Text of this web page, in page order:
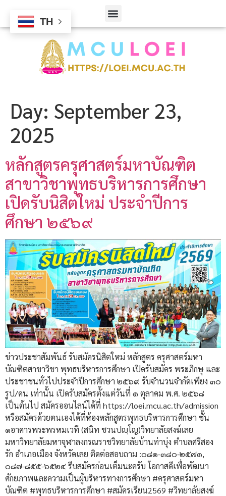
Day: September 23,
2025
หลักสูตรครุศาสตร์มหาบัณฑิต
สาขาวิชาพุทธบริหารการศึกษา
เปิดรับนิสิตใหม่ ประจำปีการ
ศึกษา ๒๕๖๙
ข่าวประชาสัมพันธ์ รับสมัครนิสิตใหม่ หลักสูตร ครุศาสตร์มหา
บัณฑิตสาขาวิชา พุทธบริหารการศึกษา เปิดรับสมัคร พระภิกษุ และ
ประชาชนทั่วไปประจำปีการศึกษา ๒๕๖๙ รับจำนวนจำกัดเพียง ๓๐
รูป/คน เท่านั้น เปิดรับสมัครตั้งแต่วันที่ ๑ ตุลาคม พ.ศ. ๒๕๖๘
เป็นต้นไป สมัครออนไลน์ได้ที่ https://loei.mcu.ac.th/admission
หรือสมัครด้วยตนเองได้ที่ห้องหลักสูตรพุทธบริหารการศึกษา ชั้น
๑อาคารพระพรหมเวที (สนิท ชวนปญฺโญ)วิทยาลัยสงฆ์เลย
มหาวิทยาลัยมหาจุฬาลงกรณราชวิทยาลัยบ้านท่าบุ่ง ตำบลศรีสอง
รัก อำเภอเมือง จังหวัดเลย ติดต่อสอบถาม :๐๘๑-๓๘๐-๒๕๗๑,
๐๘๗-๘๕๕-๖๕๒๔ รีบสมัครก่อนเต็มนะครับ โอกาสดีเพื่อพัฒนา
ศักยภาพและความเป็นผู้บริหารทางการศึกษา #ครุศาสตร์มหา
บัณฑิต #พุทธบริหารการศึกษา #สมัครเรียน2569 #วิทยาลัยสงฆ์
TH